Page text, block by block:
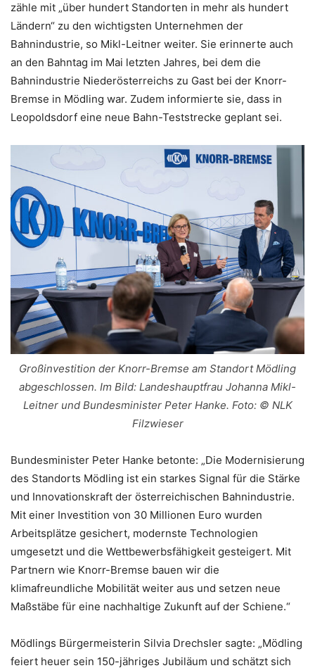
zähle mit „über hundert Standorten in mehr als hundert
Ländern“ zu den wichtigsten Unternehmen der
Bahnindustrie, so Mikl-Leitner weiter. Sie erinnerte auch
an den Bahntag im Mai letzten Jahres, bei dem die
Bahnindustrie Niederösterreichs zu Gast bei der Knorr-
Bremse in Mödling war. Zudem informierte sie, dass in
Leopoldsdorf eine neue Bahn-Teststrecke geplant sei.
Großinvestition der Knorr-Bremse am Standort Mödling
abgeschlossen. Im Bild: Landeshauptfrau Johanna Mikl-
Leitner und Bundesminister Peter Hanke. Foto: © NLK
Filzwieser
Bundesminister Peter Hanke betonte: „Die Modernisierung
des Standorts Mödling ist ein starkes Signal für die Stärke
und Innovationskraft der österreichischen Bahnindustrie.
Mit einer Investition von 30 Millionen Euro wurden
Arbeitsplätze gesichert, modernste Technologien
umgesetzt und die Wettbewerbsfähigkeit gesteigert. Mit
Partnern wie Knorr-Bremse bauen wir die
klimafreundliche Mobilität weiter aus und setzen neue
Maßstäbe für eine nachhaltige Zukunft auf der Schiene.“
Mödlings Bürgermeisterin Silvia Drechsler sagte: „Mödling
feiert heuer sein 150-jähriges Jubiläum und schätzt sich